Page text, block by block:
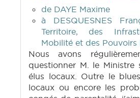
de DAYE Maxime
à DESQUESNES
Territoire, des
Mobilité et des Pouvoirs
Nous avons
questionner M. le
élus locaux. Outre le
locaux ou encore les